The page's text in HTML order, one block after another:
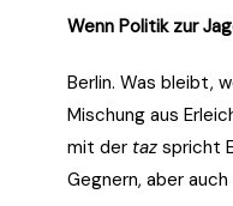
Wenn Politik zur
Berlin. Was bleibt,
Mischung aus
mit der taz spricht
Gegnern, aber